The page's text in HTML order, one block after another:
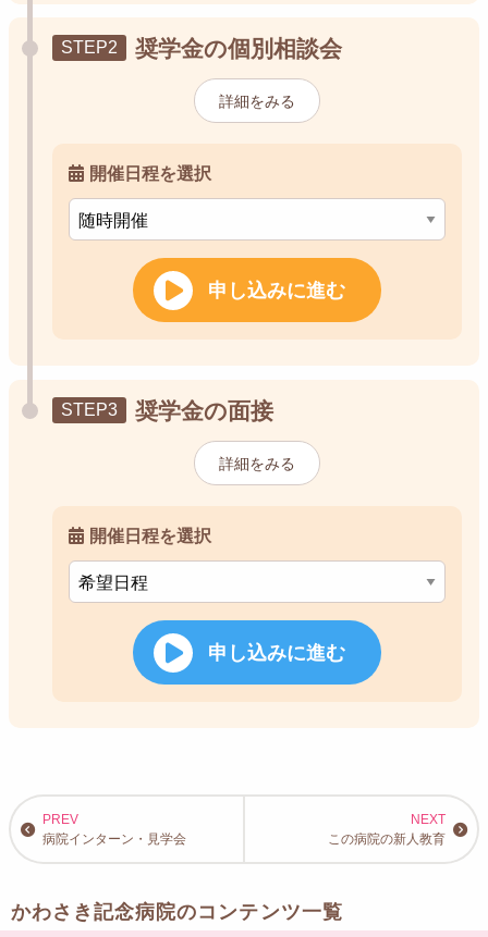
奨学金の個別相談会
詳細をみる
開催日程を選択
申し込みに進む
奨学金の面接
詳細をみる
開催日程を選択
申し込みに進む
病院インターン・見学会 この病院の新人教育
かわさき記念病院のコンテンツ一覧